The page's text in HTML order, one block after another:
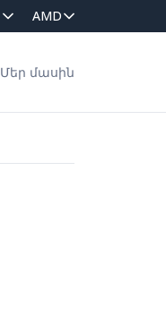
Մեր մասին